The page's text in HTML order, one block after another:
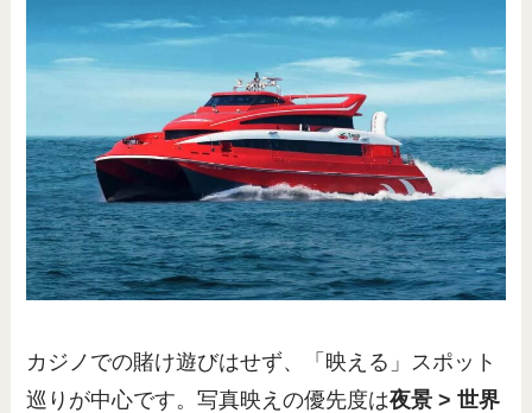
カジノでの賭け遊びはせず、「映える」スポット
巡りが中心です。写真映えの優先度は夜景 > 世界